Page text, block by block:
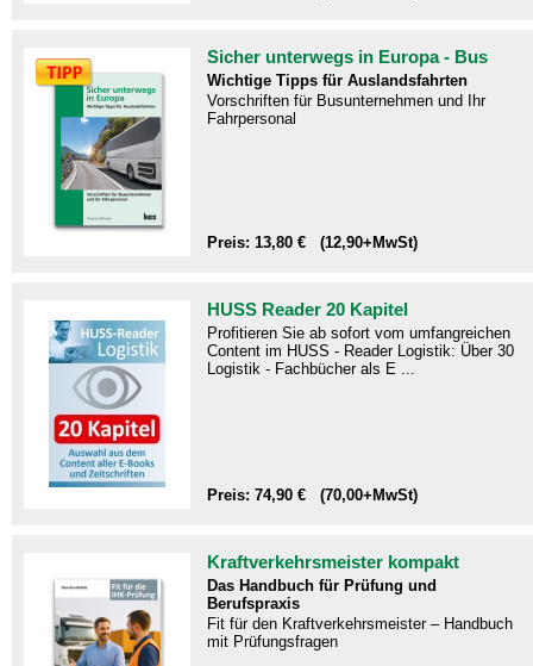
Sicher unterwegs in Europa - Bus
Wichtige Tipps für Auslandsfahrten
Vorschriften für Busunternehmen und Ihr
Fahrpersonal
Preis: 13,80 € (12,90+MwSt)
HUSS Reader 20 Kapitel
Profitieren Sie ab sofort vom umfangreichen
Content im HUSS - Reader Logistik: Über 30
Logistik - Fachbücher als E ...
Preis: 74,90 € (70,00+MwSt)
Kraftverkehrsmeister kompakt
Das Handbuch für Prüfung und
Berufspraxis
Fit für den Kraftverkehrsmeister – Handbuch
mit Prüfungsfragen​